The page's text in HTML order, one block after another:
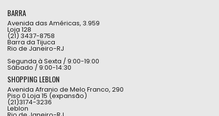
BARRA
Avenida das Américas, 3.959
Loja 128
(21) 3437-8758
Barra da Tijuca
Rio de Janeiro-RJ
Segunda à Sexta / 9:00-19:00
Sábado / 9:00-14:30
SHOPPING LEBLON
Avenida Afranio de Melo Franco, 290
Piso 0 Loja 15 (expansão)
(21)3174-3236
Leblon